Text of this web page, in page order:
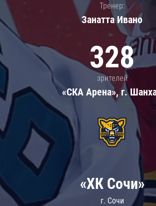
Тренер:
Занатта Иванo
328
зрителей
«СКА Арена», г.
«ХК Сочи»
г. Сочи